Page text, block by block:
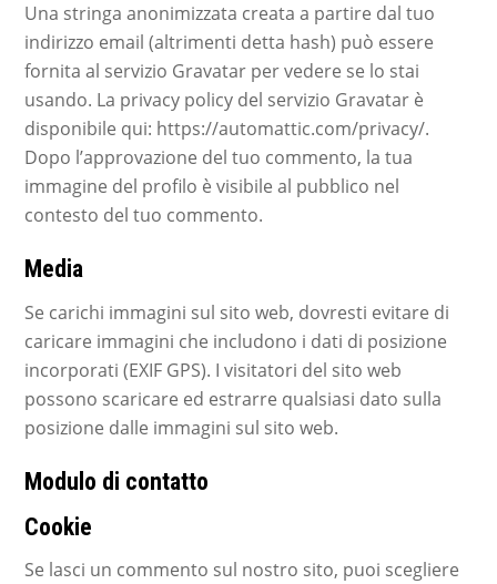
Una stringa anonimizzata creata a partire dal tuo
indirizzo email (altrimenti detta hash) può essere
fornita al servizio Gravatar per vedere se lo stai
usando. La privacy policy del servizio Gravatar è
disponibile qui: https://automattic.com/privacy/.
Dopo l’approvazione del tuo commento, la tua
immagine del profilo è visibile al pubblico nel
contesto del tuo commento.
Media
Se carichi immagini sul sito web, dovresti evitare di
caricare immagini che includono i dati di posizione
incorporati (EXIF GPS). I visitatori del sito web
possono scaricare ed estrarre qualsiasi dato sulla
posizione dalle immagini sul sito web.
Modulo di contatto
Cookie
Se lasci un commento sul nostro sito, puoi scegliere